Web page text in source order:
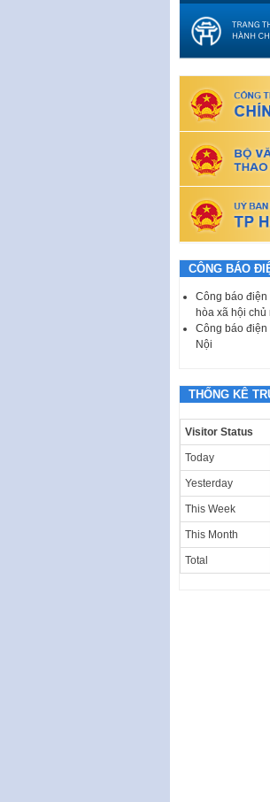
CÔNG BÁO
Công báo
hòa xã hội chủ
Công báo
Nội
THỐNG KÊ
Visitor Status
Today
Yesterday
This Week
This Month
Total